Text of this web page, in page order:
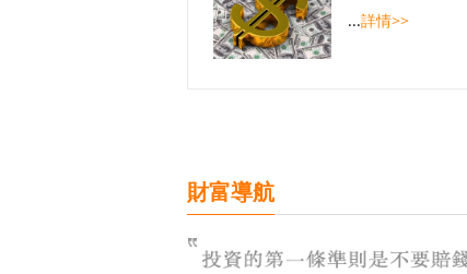
...詳情>>
財富導航